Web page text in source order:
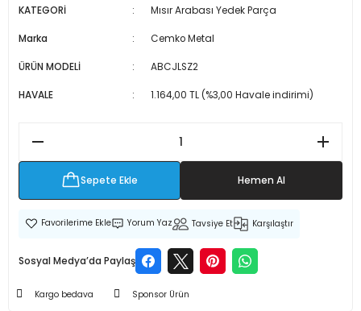
Malzemeleri
Yedek Parça
Arabaları
KATEGORİ Mısır Arabası Yedek Parça
Marka Cemko Metal
ÜRÜN MODELİ ABCJLSZ2
HAVALE 1.164,00 TL (%3,00 Havale indirimi)
Sepete Ekle Hemen Al
Yorum Yaz Tavsiye Et Karşılaştır
Sosyal Medya’da Paylaş
Kargo bedava Sponsor Ürün